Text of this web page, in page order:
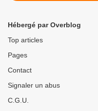
Hébergé par Overblog
Top articles
Pages
Contact
Signaler un abus
C.G.U.